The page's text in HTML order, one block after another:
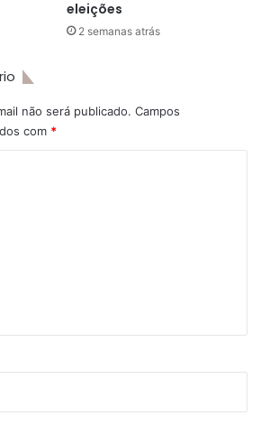
eleições
2 semanas atrás
não será publicado. Campos
com *